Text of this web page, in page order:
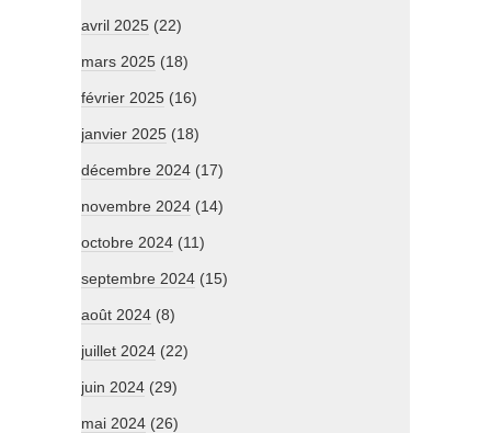
avril 2025 (22)
mars 2025 (18)
février 2025 (16)
janvier 2025 (18)
décembre 2024 (17)
novembre 2024 (14)
octobre 2024 (11)
septembre 2024 (15)
août 2024 (8)
juillet 2024 (22)
juin 2024 (29)
mai 2024 (26)